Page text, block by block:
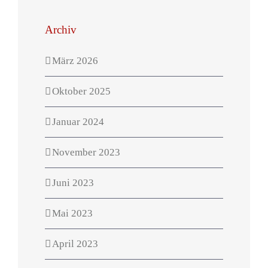
Archiv
März 2026
Oktober 2025
Januar 2024
November 2023
Juni 2023
Mai 2023
April 2023